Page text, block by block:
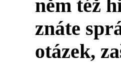
něm též
znáte
otázek,